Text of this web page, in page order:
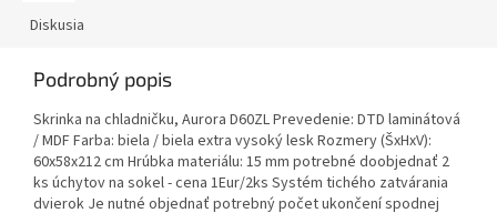
Diskusia
Podrobný popis
Skrinka na chladničku, Aurora D60ZL Prevedenie: DTD laminátová
/ MDF Farba: biela / biela extra vysoký lesk Rozmery (ŠxHxV):
60x58x212 cm Hrúbka materiálu: 15 mm potrebné doobjednať 2
ks úchytov na sokel - cena 1Eur/2ks Systém tichého zatvárania
dvierok Je nutné objednať potrebný počet ukončení spodnej